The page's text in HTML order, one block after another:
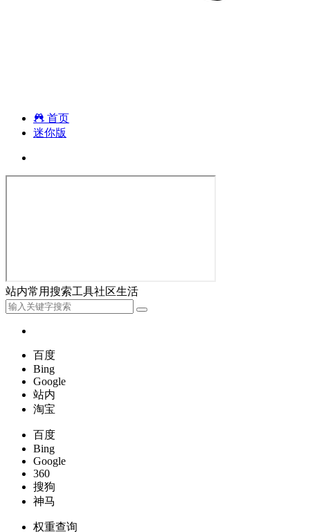
首页
迷你版
站内常用搜索工具社区生活
百度
Bing
Google
站内
淘宝
百度
Bing
Google
360
搜狗
神马
权重查询